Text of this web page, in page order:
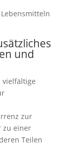
und
vielfältige
zur
zu einer
Teilen